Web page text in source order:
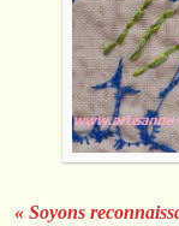
« Soyons